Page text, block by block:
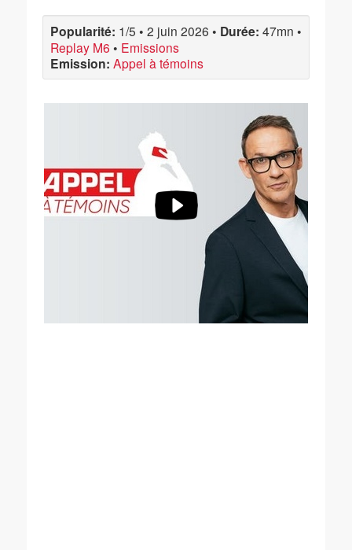
Popularité: 1/5 • 2 juin 2026 • Durée: 47mn •
Replay M6 • Emissions
Emission: Appel à témoins